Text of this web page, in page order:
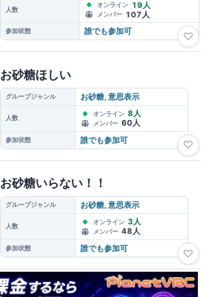
人数
オンライン 19人
メンバー 107人
参加状態 誰でも参加可 ♡
お砂糖ほしい
グループジャンル お砂糖, 意思表示
人数
オンライン 8人
メンバー 60人
参加状態 誰でも参加可 ♡
お砂糖いらない！！
グループジャンル お砂糖, 意思表示
人数
オンライン 3人
メンバー 48人
参加状態 誰でも参加可 ♡